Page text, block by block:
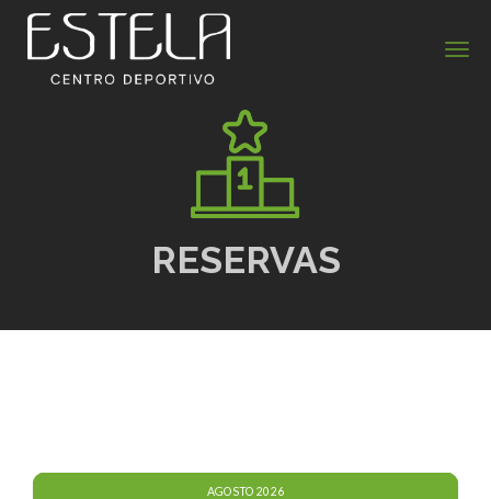
Estela Centro Deportivo
RESERVAS
AGOSTO 2026